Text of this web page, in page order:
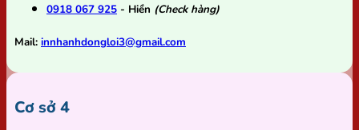
0918 067 925 - Hiền (Check hàng)
Mail: innhanhdongloi3@gmail.com
Cơ sở 4